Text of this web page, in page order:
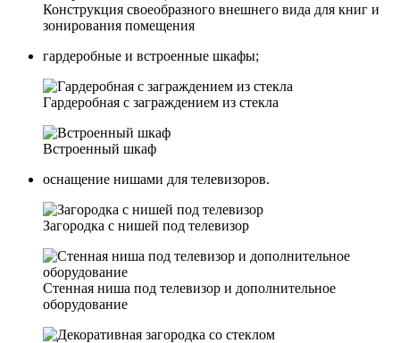
Конструкция своеобразного внешнего вида для книг и
зонирования помещения
гардеробные и встроенные шкафы;
Гардеробная с заграждением из стекла
Встроенный шкаф
оснащение нишами для телевизоров.
Загородка с нишей под телевизор
Стенная ниша под телевизор и дополнительное
оборудование